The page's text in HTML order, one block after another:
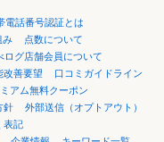
電話番号認証とは
み
点数について
ログ店舗会員について
改善要望
口コミガイドライン
アム無料クーポン
針
外部送信（オプトアウト）
表記